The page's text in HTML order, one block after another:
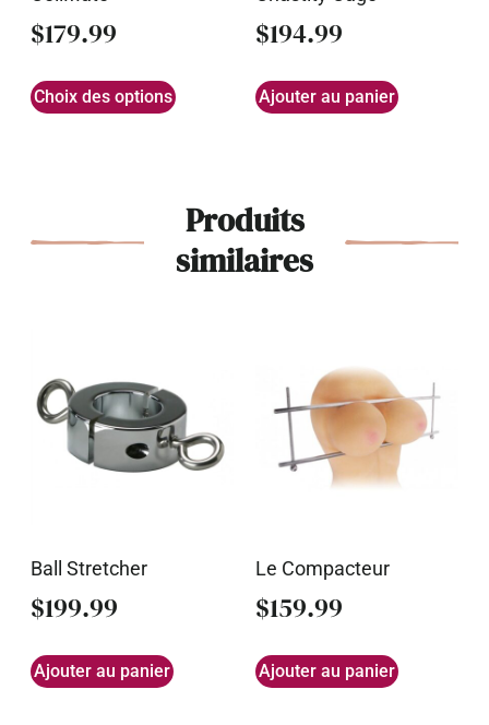
$179.99
Choix des options
$194.99
Ajouter au panier
Produits
similaires
Ball Stretcher
$199.99
Ajouter au panier
Le Compacteur
$159.99
Ajouter au panier